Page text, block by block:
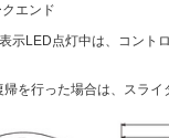
エンド
LED点灯中は、コントロ
を行った場合は、スライ